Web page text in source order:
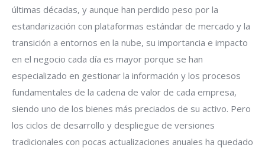
últimas décadas, y aunque han perdido peso por la
estandarización con plataformas estándar de mercado y la
transición a entornos en la nube, su importancia e impacto
en el negocio cada día es mayor porque se han
especializado en gestionar la información y los procesos
fundamentales de la cadena de valor de cada empresa,
siendo uno de los bienes más preciados de su activo. Pero
los ciclos de desarrollo y despliegue de versiones
tradicionales con pocas actualizaciones anuales ha quedado